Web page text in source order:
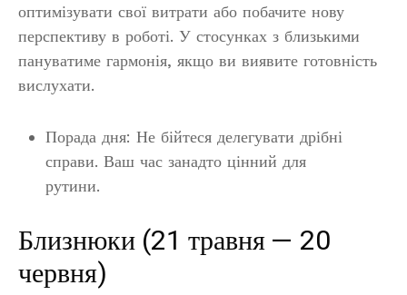
оптимізувати свої витрати або побачите нову
перспективу в роботі. У стосунках з близькими
пануватиме гармонія, якщо ви виявите готовність
вислухати.
Порада дня: Не бійтеся делегувати дрібні
справи. Ваш час занадто цінний для
рутини.
Близнюки (21 травня — 20
червня)